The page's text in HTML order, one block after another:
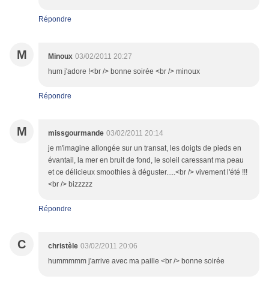
Répondre
M Minoux 03/02/2011 20:27
hum j'adore !<br /> bonne soirée <br /> minoux
Répondre
M missgourmande 03/02/2011 20:14
je m'imagine allongée sur un transat, les doigts de pieds en
évantail, la mer en bruit de fond, le soleil caressant ma peau
et ce délicieux smoothies à déguster.....<br /> vivement l'été !!!
<br /> bizzzzz
Répondre
C christèle 03/02/2011 20:06
hummmmm j'arrive avec ma paille <br /> bonne soirée